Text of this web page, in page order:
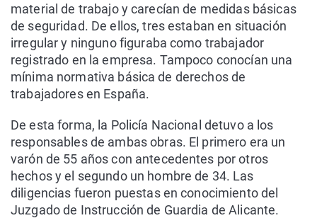
material de trabajo y carecían de medidas básicas
de seguridad. De ellos, tres estaban en situación
irregular y ninguno figuraba como trabajador
registrado en la empresa. Tampoco conocían una
mínima normativa básica de derechos de
trabajadores en España.
De esta forma, la Policía Nacional detuvo a los
responsables de ambas obras. El primero era un
varón de 55 años con antecedentes por otros
hechos y el segundo un hombre de 34. Las
diligencias fueron puestas en conocimiento del
Juzgado de Instrucción de Guardia de Alicante.